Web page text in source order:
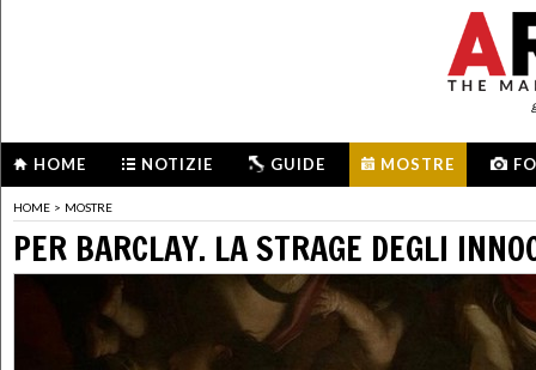
HOME NOTIZIE GUIDE MOSTRE
HOME > MOSTRE
PER BARCLAY. LA STRAGE DEGLI